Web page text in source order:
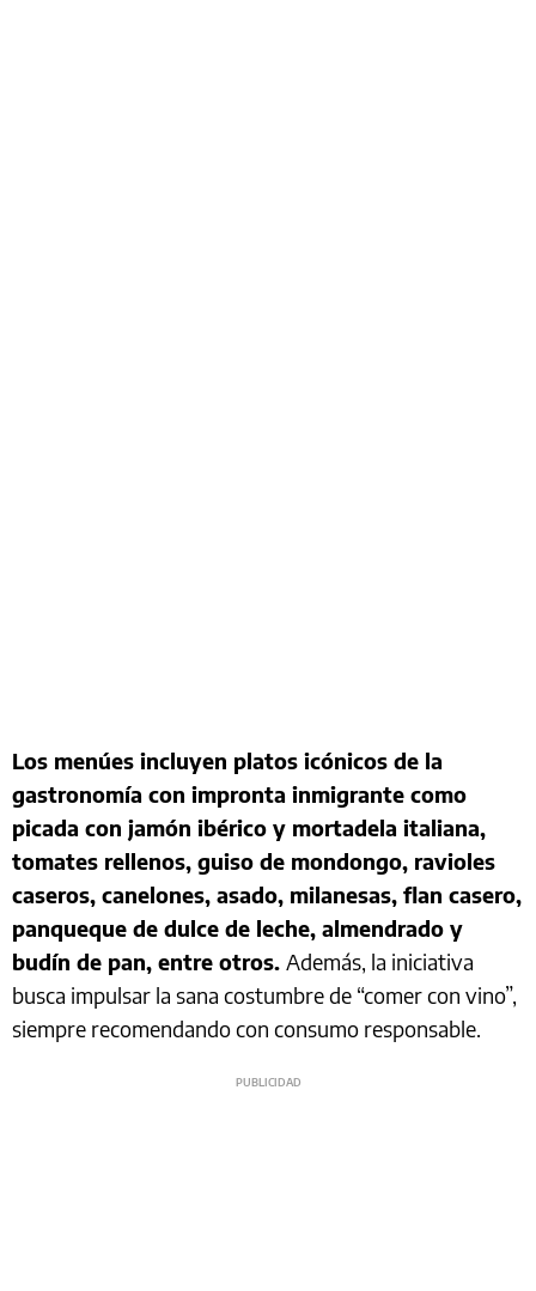
Los menúes incluyen platos icónicos de la
gastronomía con impronta inmigrante como
picada con jamón ibérico y mortadela italiana,
tomates rellenos, guiso de mondongo, ravioles
caseros, canelones, asado, milanesas, flan casero,
panqueque de dulce de leche, almendrado y
budín de pan, entre otros. Además, la iniciativa
busca impulsar la sana costumbre de “comer con vino”,
siempre recomendando con consumo responsable.